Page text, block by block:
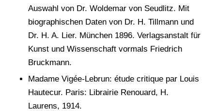
Auswahl von Dr. Woldemar von Seudlitz. Mit
biographischen Daten von Dr. H. Tillmann und
Dr. H. A. Lier. München 1896. Verlagsanstalt für
Kunst und Wissenschaft vormals Friedrich
Bruckmann.
Madame Vigée-Lebrun: étude critique par Louis
Hautecur. Paris: Librairie Renouard, H.
Laurens, 1914.